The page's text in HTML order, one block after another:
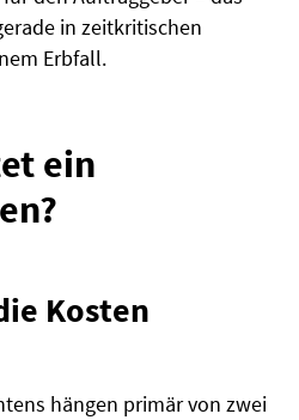
in zeitkritischen
Erbfall.
ein
Kosten
hängen primär von zwei